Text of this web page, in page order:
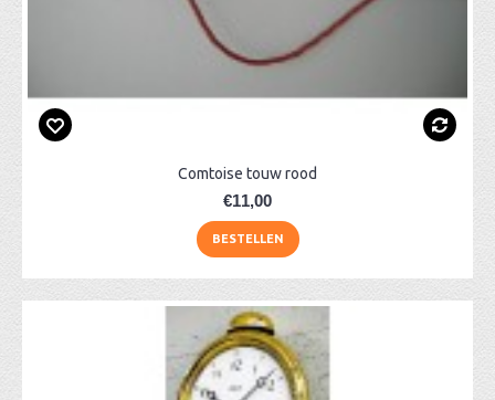
Comtoise touw rood
€11,00
BESTELLEN